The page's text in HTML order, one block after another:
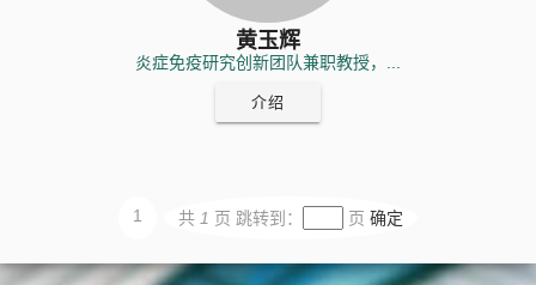
黄玉辉
炎症免疫研究创新团队兼职教授，...
介绍
1 共 1 页 跳转到： 页 确定